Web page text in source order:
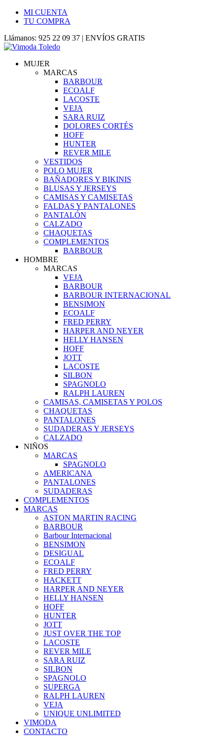
MI CUENTA
TU COMPRA
Llámanos: 925 22 09 37 | ENVÍOS GRATIS
MUJER
MARCAS
BARBOUR
ECOALF
LACOSTE
VEJA
SARA RUIZ
DOLORES CORTÉS
HOFF
HUNTER
REVER MILE
VESTIDOS
POLO MUJER
BAÑADORES Y BIKINIS
BLUSAS Y JERSEYS
CAMISAS Y CAMISETAS
FALDAS Y PANTALONES
PANTALÓN
CALZADO
CHAQUETAS
COMPLEMENTOS
BARBOUR
HOMBRE
MARCAS
VEJA
BARBOUR
BARBOUR INTERNACIONAL
BENSIMON
ECOALF
FRED PERRY
HARPER AND NEYER
HELLY HANSEN
HOFF
JOTT
LACOSTE
SILBON
SPAGNOLO
RALPH LAUREN
CAMISAS, CAMISETAS Y POLOS
CHAQUETAS
PANTALONES
SUDADERAS Y JERSEYS
CALZADO
NIÑOS
MARCAS
SPAGNOLO
AMERICANA
PANTALONES
SUDADERAS
COMPLEMENTOS
MARCAS
ASTON MARTIN RACING
BARBOUR
Barbour Internacional
BENSIMON
DESIGUAL
ECOALF
FRED PERRY
HACKETT
HARPER AND NEYER
HELLY HANSEN
HOFF
HUNTER
JOTT
JUST OVER THE TOP
LACOSTE
REVER MILE
SARA RUIZ
SILBON
SPAGNOLO
SUPERGA
RALPH LAUREN
VEJA
UNIQUE UNLIMITED
VIMODA
CONTACTO